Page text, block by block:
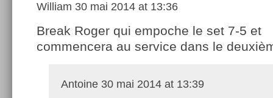
William 30 mai 2014 at 13:36
Break Roger qui empoche le set 7-5 et
commencera au service dans le
Antoine 30 mai 2014 at 13:39